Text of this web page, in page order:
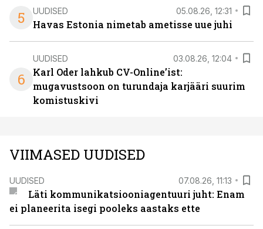
5 UUDISED 05.08.26, 12:31
Havas Estonia nimetab ametisse uue juhi
6
UUDISED 03.08.26, 12:04
Karl Oder lahkub CV-Online’ist:
mugavustsoon on turundaja karjääri suurim
komistuskivi
VIIMASED UUDISED
UUDISED 07.08.26, 11:13
Läti kommunikatsiooniagentuuri juht: Enam
ei planeerita isegi pooleks aastaks ette